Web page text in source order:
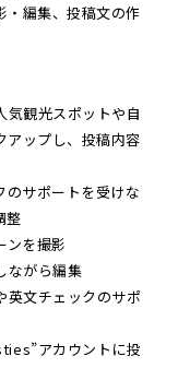
・編集、投稿文の作
観光スポットや自
アップし、投稿内容
サポートを受けな
整
ンを撮影
ながら編集
文チェックのサポ
アカウントに投